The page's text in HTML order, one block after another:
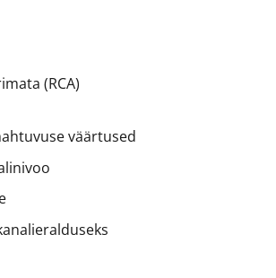
(RCA)
väärtused